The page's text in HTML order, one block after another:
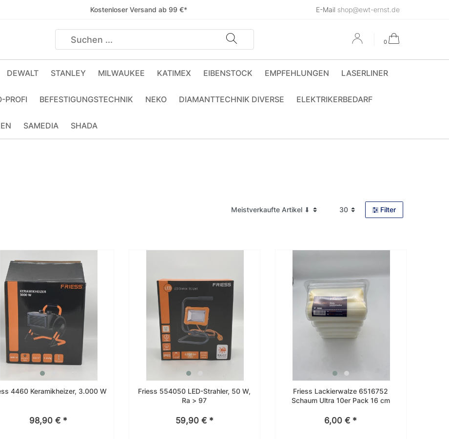
Kostenloser Versand ab 99 €* E-Mail shop@ewt-ernst.de
0
DEWALT STANLEY MILWAUKEE KATIMEX EIBENSTOCK EMPFEHLUNGEN LASERLINER
PROFI BEFESTIGUNGSTECHNIK NEKO DIAMANTTECHNIK DIVERSE ELEKTRIKERBEDARF
SAMEDIA SHADA
Filter
4460 Keramikheizer, 3.000 W
98,90 € *
Friess 554050 LED-Strahler, 50 W,
Ra > 97
59,90 € *
Friess Lackierwalze 6516752
Schaum Ultra 10er Pack 16 cm
6,00 € *